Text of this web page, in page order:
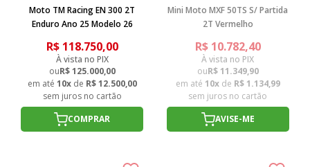
Moto TM Racing EN 300 2T
Enduro Ano 25 Modelo 26
R$ 118.750,00
À vista no PIX
ouR$ 125.000,00
em até 10xde R$ 12.500,00
sem juros no cartão
COMPRAR
Mini Moto MXF 50TS S/ Partida
2T Vermelho
R$ 10.782,40
À vista no PIX
ouR$ 11.349,90
em até 10xde R$ 1.134,99
sem juros no cartão
AVISE-ME